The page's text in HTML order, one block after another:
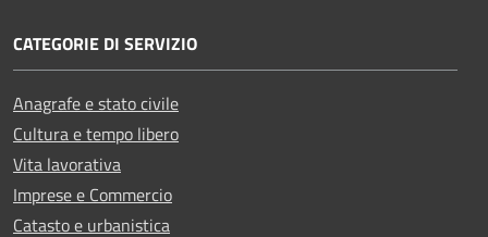
CATEGORIE DI SERVIZIO
Anagrafe e stato civile
Cultura e tempo libero
Vita lavorativa
Imprese e Commercio
Catasto e urbanistica